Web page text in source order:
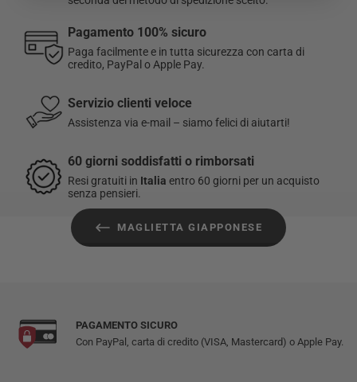
XL
79 63,5
81
☑️Soddisfatti o rimborsati:hai 60 giorni dalla ricezione
dell’ordine per restituire o cambiare un articolo.
I resi sono gratuiti per gli ordini effettuati in Italia.
Per maggiori informazioni, consulta la nostra
Pagamento 100% sicuro
Paga facilmente e in tutta sicurezza con carta di
credito, PayPal o Apple Pay.
Servizio clienti veloce
Assistenza via e-mail – siamo felici di aiutarti!
60 giorni soddisfatti o rimborsati
Resi gratuiti in Italia entro 60 giorni per un acquisto
senza pensieri.
MAGLIETTA GIAPPONESE
PAGAMENTO SICURO
Con PayPal, carta di credito (VISA, Mastercard) o Apple Pay.